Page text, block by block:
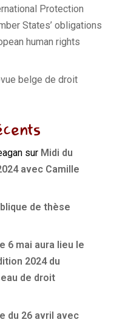
Protection
States’ obligations
human rights
belge de droit
sur Midi du
avec Camille
de thèse
6 mai aura lieu le
2024 du
de droit
du 26 avril avec